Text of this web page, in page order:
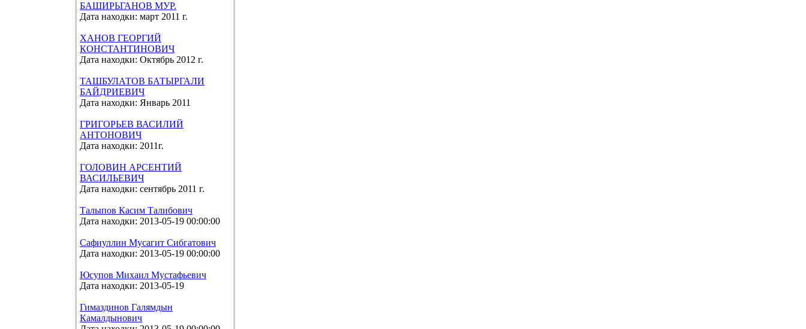
БАШИРЬГАНОВ МУР.
Дата находки: март 2011 г.
ХАНОВ ГЕОРГИЙ
КОНСТАНТИНОВИЧ
Дата находки: Октябрь 2012 г.
ТАШБУЛАТОВ БАТЫРГАЛИ
БАЙДРИЕВИЧ
Дата находки: Январь 2011
ГРИГОРЬЕВ ВАСИЛИЙ
АНТОНОВИЧ
Дата находки: 2011г.
ГОЛОВИН АРСЕНТИЙ
ВАСИЛЬЕВИЧ
Дата находки: сентябрь 2011 г.
Талыпов Касим Талибович
Дата находки: 2013-05-19 00:00:00
Сафиуллин Мусагит Сибгатович
Дата находки: 2013-05-19 00:00:00
Юсупов Михаил Мустафьевич
Дата находки: 2013-05-19
Гимаздинов Галямдын
Камалдынович